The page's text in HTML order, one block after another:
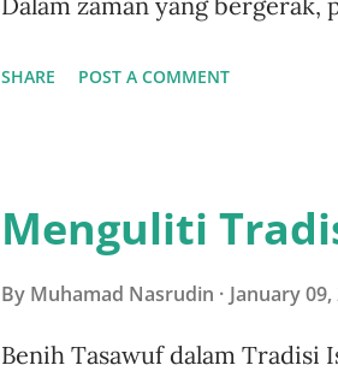
spirit, jiwa, dan content
etik yang menjadi identitas
bisa bertahan dan berhasil
SHARE POST A COMMENT
Menguliti
By Muhamad Nasrudin January 09,
Benih Tasawuf dalam Tradisi